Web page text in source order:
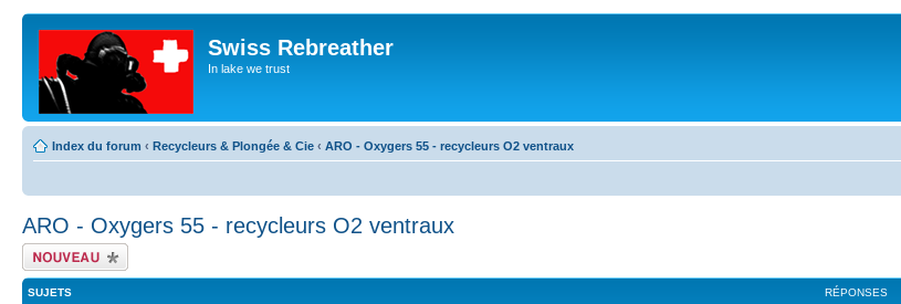
Swiss Rebreather
In lake we trust
Index du forum ‹ Recycleurs & Plongée & Cie ‹ ARO - Oxygers 55 - recycleurs O2 ventraux
ARO - Oxygers 55 - recycleurs O2 ventraux
Écrire un nouveau
sujet
SUJETS RÉPONSES